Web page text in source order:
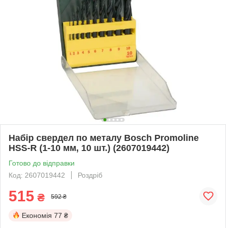
Набір свердел по металу Bosch Promoline
HSS-R (1-10 мм, 10 шт.) (2607019442)
Готово до відправки
Код: 2607019442
Роздріб
515 ₴ 592 ₴
Економія 77 ₴